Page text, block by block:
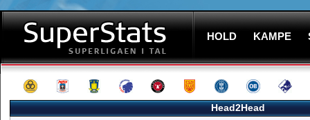
HOLD KAMPE
Head2Head